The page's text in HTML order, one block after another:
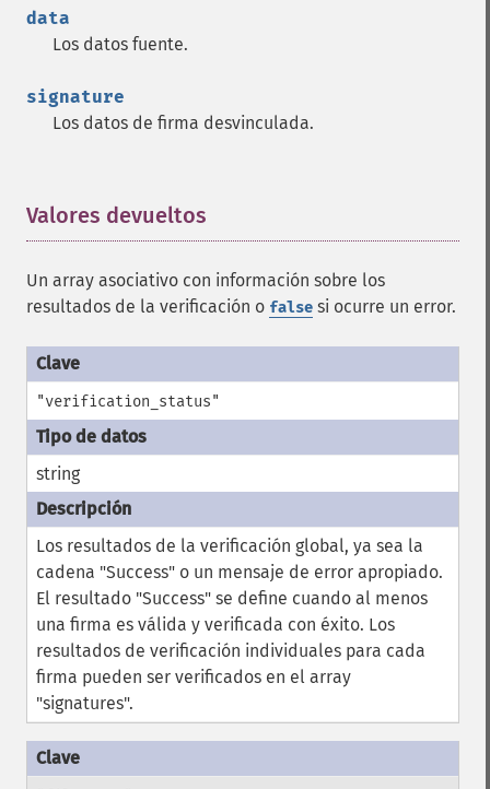
data
Los datos fuente.
signature
Los datos de firma desvinculada.
Valores devueltos
Un array asociativo con información sobre los
resultados de la verificación o false si ocurre un error.
"verification_status"
string
Los resultados de la verificación global, ya sea la
cadena "Success" o un mensaje de error apropiado.
El resultado "Success" se define cuando al menos
una firma es válida y verificada con éxito. Los
resultados de verificación individuales para cada
firma pueden ser verificados en el array
"signatures".